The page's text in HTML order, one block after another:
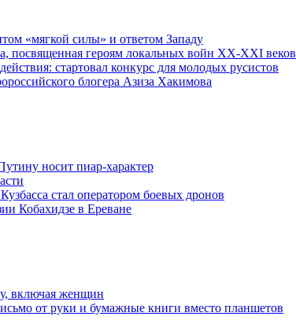
«мягкой силы» и ответом Западу
посвященная героям локальных войн XX-XXI веков
стартовал конкурс для молодых русистов
блогера Азиза Хакимова
носит пиар-характер
стал оператором боевых дронов
Кобахидзе в Ереване
включая женщин
от руки и бумажные книги вместо планшетов